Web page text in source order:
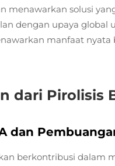
menawarkan solusi
dengan upaya
manfaat
dari Pirolisis
dan
berkontribusi